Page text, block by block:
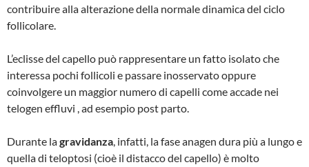
contribuire alla alterazione della normale dinamica del ciclo
follicolare.
L’eclisse del capello può rappresentare un fatto isolato che
interessa pochi follicoli e passare inosservato oppure
coinvolgere un maggior numero di capelli come accade nei
telogen effluvi , ad esempio post parto.
Durante lagravidanza, infatti, la fase anagen dura più a lungo e
quella di teloptosi (cioè il distacco del capello) è molto